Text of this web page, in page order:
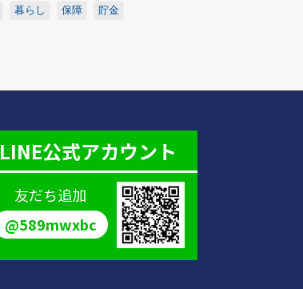
暮らし 保障 貯金
LINE公式アカウント
友だち追加
@589mwxbc